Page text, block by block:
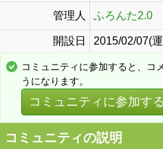
管理人 ふろんた2.0
開設日 2015/02/07(
コミュニティに参加すると、コ
うになります。
コミュニティに参加する
コミュニティの説明